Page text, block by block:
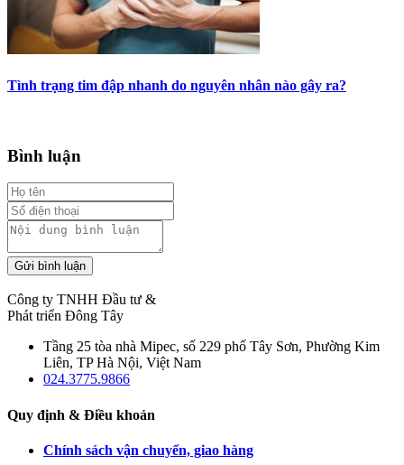
Tình trạng tim đập nhanh do nguyên nhân nào gây ra?
Bình luận
Gửi bình luận
Công ty TNHH Đầu tư &
Phát triển Đông Tây
Tầng 25 tòa nhà Mipec, số 229 phố Tây Sơn, Phường Kim
Liên, TP Hà Nội, Việt Nam
024.3775.9866
Quy định & Điều khoản
Chính sách vận chuyển, giao hàng